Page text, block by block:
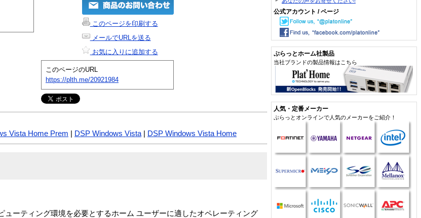
このページを印刷する
メールでURLを送る
お気に入りに追加する
このページのURL
https://plth.me/20921984
Vista Home Prem DSP Windows Vista DSP Windows Vista Home
ューティング環境を必要とするホーム ユーザーに適したオペレーティング
公式アカウント / ページ
ぷらっとホーム社製品
当社ブランドの製品情報はこちら
人気・定番メーカー
ぷらっとオンラインで人気のメーカーをご紹介！